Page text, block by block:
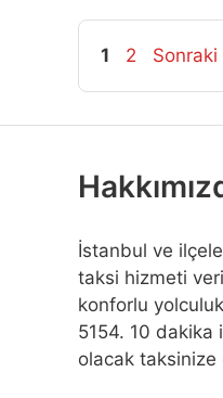
Sayfa
1 Sayfa
2 Sonraki
İstanbul ve
taksi hizmeti
konforlu
5154. 10 dakika
olacak